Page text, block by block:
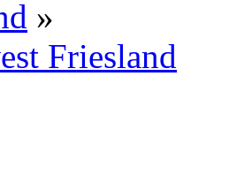
»
Friesland